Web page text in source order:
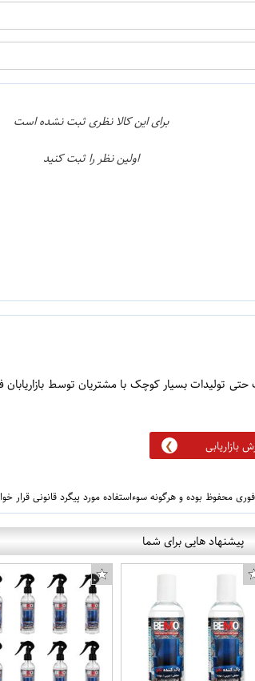
برای این کالا نظری ثبت نشده است
اولین نظر را ثبت کنید
حتی تولیدات بسیار کوچک با مشتریان توسط بازاریابان
بازاریابی
محفوظ بوده و هرگونه سوءاستفاده مورد پیگرد قانونی قرار
پیشنهاد هایی برای شما